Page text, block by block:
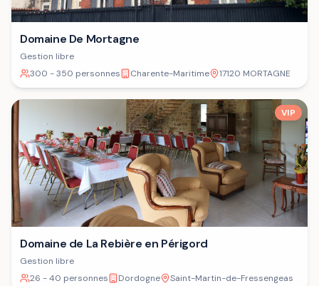
Domaine De Mortagne
Gestion libre
300 - 350 personnes
Charente-Maritime 17120 MORTAGNE
VIP
Domaine de La Rebière en Périgord
Gestion libre
26 - 40 personnes
Dordogne Saint-Martin-de-Fressengeas